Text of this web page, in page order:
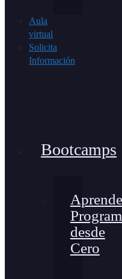
Aula
virtual
Solicita
Información
Bootcamps
desde
Cero